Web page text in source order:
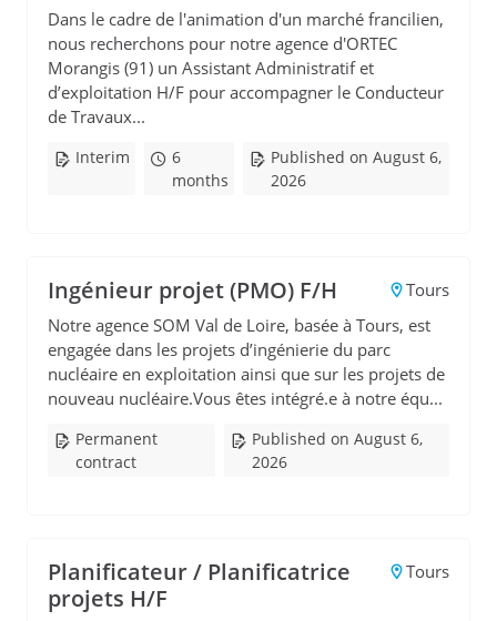
Dans le cadre de l'animation d'un marché francilien,
nous recherchons pour notre agence d'ORTEC
Morangis (91) un Assistant Administratif et
d’exploitation H/F pour accompagner le Conducteur
de Travaux...
Interim
6
months
Published on August 6,
2026
Ingénieur projet (PMO) F/H
Tours
Notre agence SOM Val de Loire, basée à Tours, est
engagée dans les projets d’ingénierie du parc
nucléaire en exploitation ainsi que sur les projets de
nouveau nucléaire.Vous êtes intégré.e à notre équ...
Permanent
contract
Published on August 6,
2026
Planificateur / Planificatrice
projets H/F
Tours